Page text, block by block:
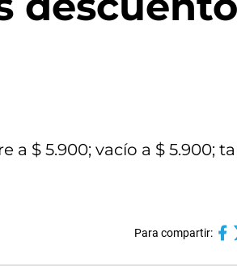
a $ 5.900; vacío a $ 5.900;
Para compartir: